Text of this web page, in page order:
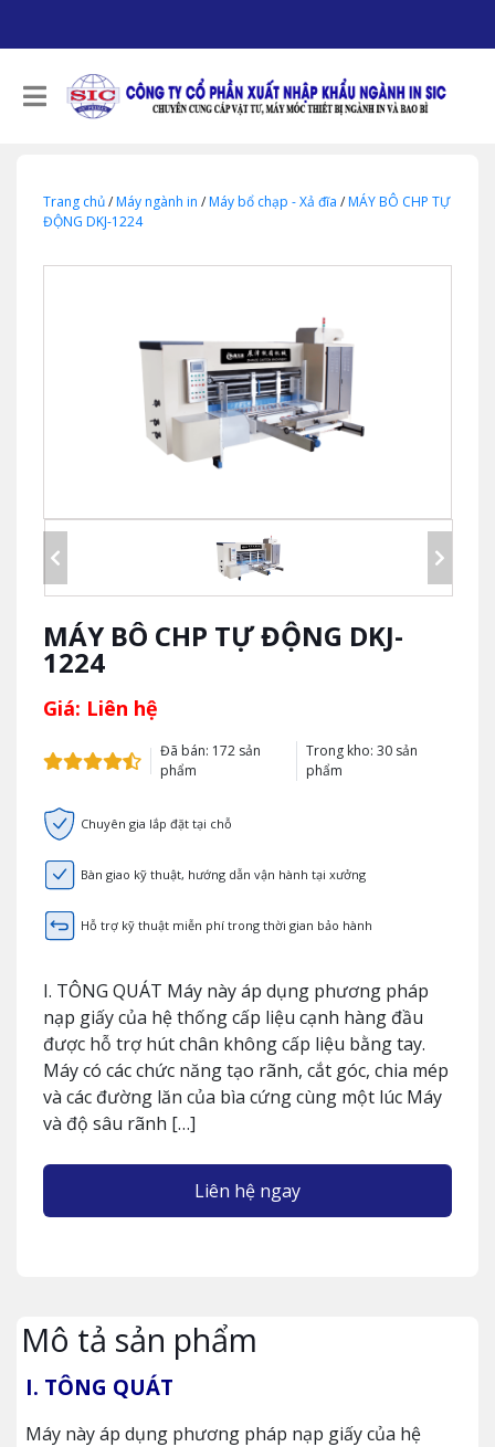
Trang chủ/Máy ngành in /Máy bổ chạp - Xả đĩa /MÁY BÔ CHP TỰ
ĐỘNG DKJ-1224
MÁY BÔ CHP TỰ ĐỘNG DKJ-
1224
Giá: Liên hệ
Đã bán: 172 sản
phẩm
Trong kho: 30 sản
phẩm
Chuyên gia lắp đặt tại chỗ
Bàn giao kỹ thuật, hướng dẫn vận hành tại xưởng
Hỗ trợ kỹ thuật miễn phí trong thời gian bảo hành
I. TÔNG QUÁT Máy này áp dụng phương pháp
nạp giấy của hệ thống cấp liệu cạnh hàng đầu
được hỗ trợ hút chân không cấp liệu bằng tay.
Máy có các chức năng tạo rãnh, cắt góc, chia mép
và các đường lăn của bìa cứng cùng một lúc Máy
và độ sâu rãnh […]
Liên hệ ngay
Mô tả sản phẩm
I. TÔNG QUÁT
Máy này áp dụng phương pháp nạp giấy của hệ